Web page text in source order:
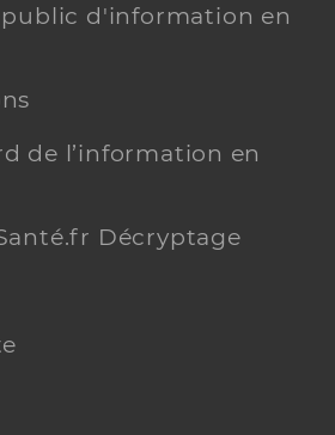
public d'information en
de l’information en
Décryptage